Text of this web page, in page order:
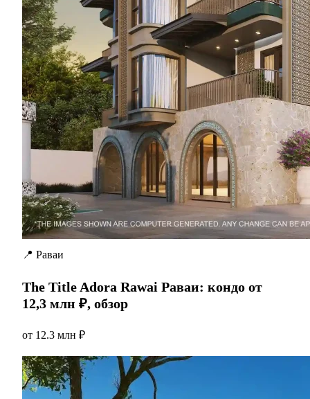
📍 Раваи
The Title Adora Rawai Раваи: кондо от
12,3 млн ₽, обзор
от 12.3 млн ₽